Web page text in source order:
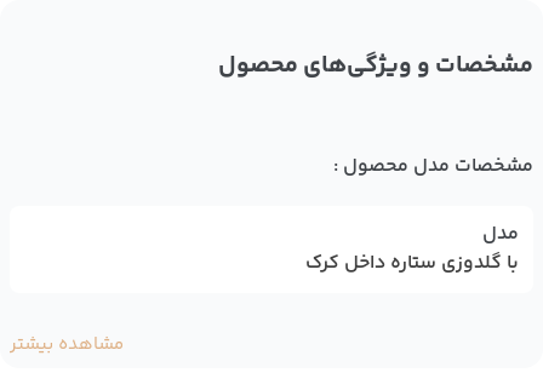
مشخصات و ویژگی‌های محصول
مشخصات مدل محصول :
مدل
با گلدوزی ستاره داخل کرک
مشاهده بیشتر